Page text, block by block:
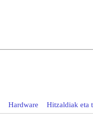
Hardware Hitzaldiak eta